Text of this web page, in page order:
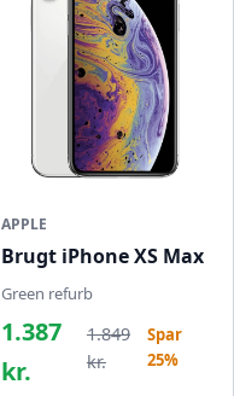
APPLE
Brugt iPhone XS Max
Green refurb
1.387
kr.
1.849
kr.
Spar
25%